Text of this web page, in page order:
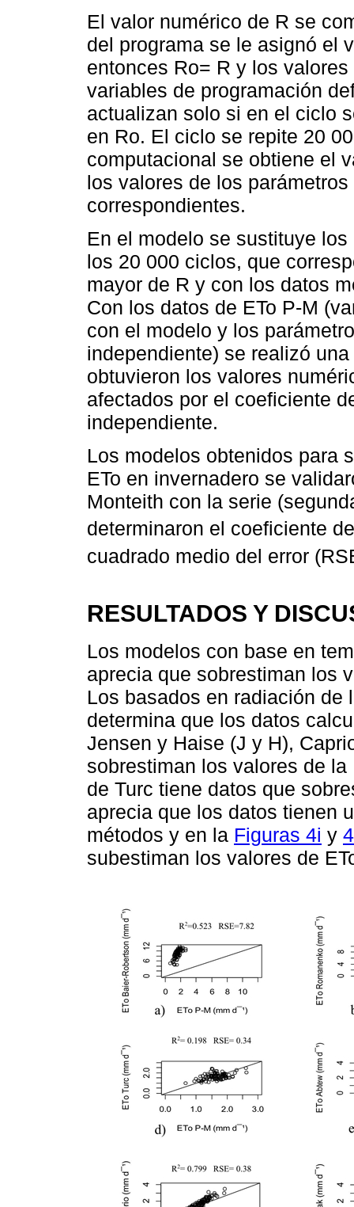
El valor numérico de R se
del programa se le asignó el
entonces Ro= R y los
variables de programación
actualizan solo si en el ciclo
en Ro. El ciclo se repite 20
computacional se obtiene el
los valores de los
correspondientes.
En el modelo se sustituye
los 20 000 ciclos, que
mayor de R y con los datos
Con los datos de ETo P-M
con el modelo y los
independiente) se realizó
obtuvieron los valores
afectados por el coeficiente
independiente.
Los modelos obtenidos para
ETo en invernadero se
Monteith con la serie
determinaron el coeficiente
cuadrado medio del error
RESULTADOS Y
Los modelos con base en
aprecia que sobrestiman los
Los basados en radiación de
determina que los datos
Jensen y Haise (J y H),
sobrestiman los valores de
de Turc tiene datos que
aprecia que los datos tienen
métodos y en la Figuras 4i y
subestiman los valores de